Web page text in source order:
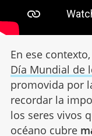
En ese
Día Mundial de
promovida por
recordar la
los seres vivos
océano cubre